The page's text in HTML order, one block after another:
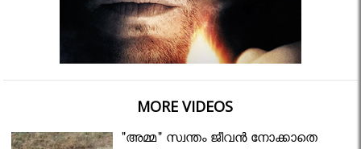
MORE VIDEOS
"അമ്മ" സ്വന്തം ജീവൻ നോക്കാതെ